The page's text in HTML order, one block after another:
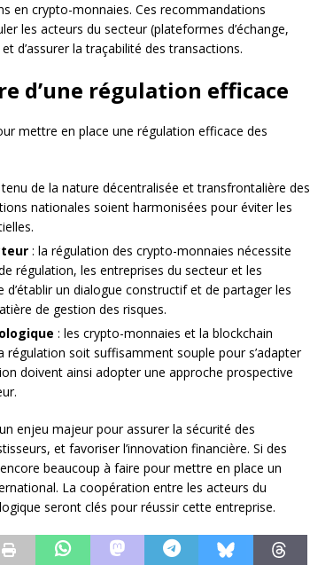
en crypto-monnaies. Ces recommandations
les acteurs du secteur (plateformes d’échange,
d’assurer la traçabilité des transactions.
d’une régulation efficace
mettre en place une régulation efficace des
de la nature décentralisée et transfrontalière des
nationales soient harmonisées pour éviter les
: la régulation des crypto-monnaies nécessite
régulation, les entreprises du secteur et les
un dialogue constructif et de partager les
de gestion des risques.
: les crypto-monnaies et la blockchain
soit suffisamment souple pour s’adapter
doivent ainsi adopter une approche prospective
enjeu majeur pour assurer la sécurité des
et favoriser l’innovation financière. Si des
beaucoup à faire pour mettre en place un
La coopération entre les acteurs du
seront clés pour réussir cette entreprise.